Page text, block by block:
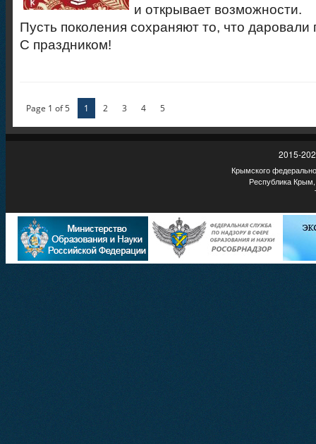
и открывает возможности.
Пусть поколения сохраняют то, что даровали
С праздником!
Page 1 of 5 1 2 3 4 5
2015-
Крымского
Республика